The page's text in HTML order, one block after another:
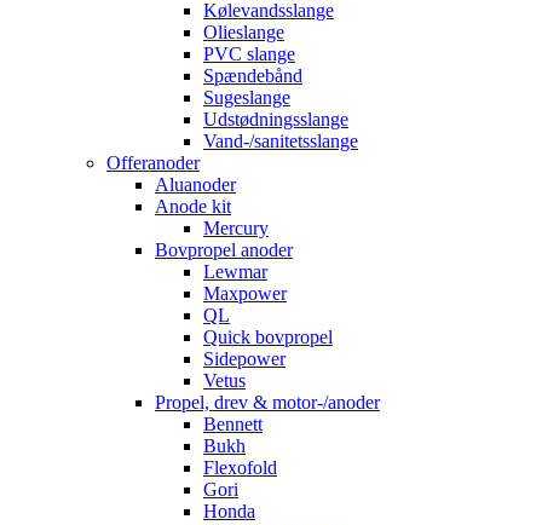
Kølevandsslange
Olieslange
PVC slange
Spændebånd
Sugeslange
Udstødningsslange
Vand-/sanitetsslange
Offeranoder
Aluanoder
Anode kit
Mercury
Bovpropel anoder
Lewmar
Maxpower
QL
Quick bovpropel
Sidepower
Vetus
Propel, drev & motor-/anoder
Bennett
Bukh
Flexofold
Gori
Honda